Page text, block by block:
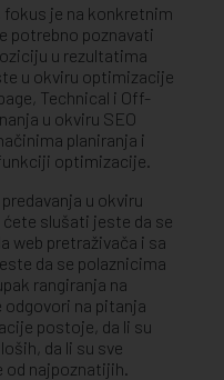
fokus je na konkretnim
potrebno poznavati
u rezultatima
u okviru optimizacije
Technical i Off-
u okviru SEO
planiranja i
optimizacije.
u okviru
slušati jeste da se
web pretraživača i sa
da se polaznicima
rangiranja na
odgovori na pitanja
postoje, da li su
da li su sve
od najpoznatijih.